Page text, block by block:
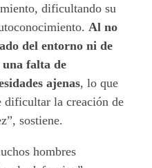
dificultando su
Al no
del entorno ni de
una falta de
ajenas, lo que
dificultar la creación de
sostiene.
hombres